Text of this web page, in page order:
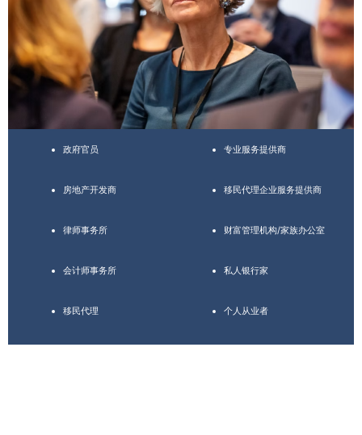
政府官员
房地产开发商
律师事务所
会计师事务所
移民代理
专业服务提供商
移民代理企业服务提供商
财富管理机构/家族办公室
私人银行家
个人从业者